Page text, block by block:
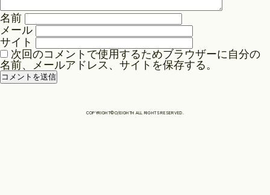
ョ
ン
名前
メール
サイト
次回のコメントで使用するためブラウザーに自分の
名前、メールアドレス、サイトを保存する。
COPYRIGHT©O/EIGHTH ALL RIGHTS RESERVED.